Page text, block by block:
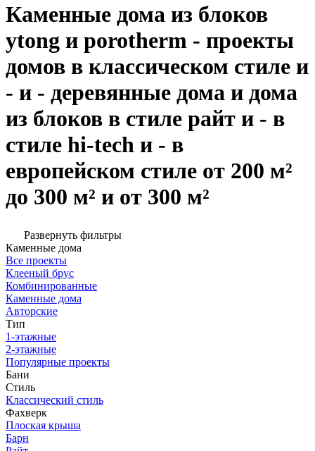
Каменные дома из блоков
ytong и porotherm - проекты
домов в классическом стиле и
- и - деревянные дома и дома
из блоков в стиле райт и - в
стиле hi-tech и - в
европейском стиле от 200 м²
до 300 м² и от 300 м²
Развернуть фильтры
Каменные дома
Все проекты
Клееный брус
Комбинированные
Каменные дома
Авторские
Тип
1-этажные
2-этажные
Популярные проекты
Бани
Стиль
Классический стиль
Фахверк
Плоская крыша
Барн